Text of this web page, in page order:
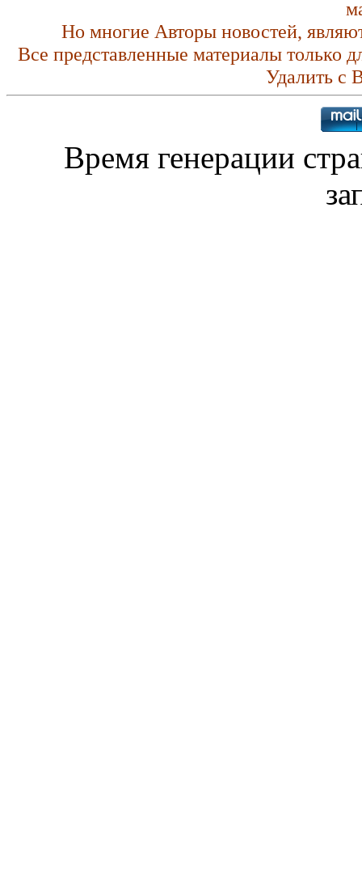
Но многие Авторы новостей,
Все представленные материалы только
Удалить с
Время генерации